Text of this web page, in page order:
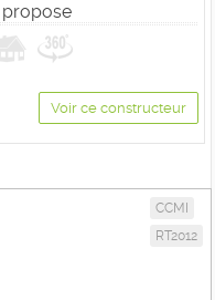
Voir ce constructeur
CCMI
RT2012